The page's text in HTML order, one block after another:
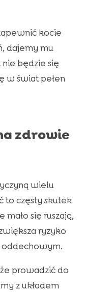
kocie
dajemy mu
będzie się
w świat pełen
zdrowie
wielu
to częsty skutek
się ruszają,
ryzyko
oddechowym.
prowadzić do
z układem